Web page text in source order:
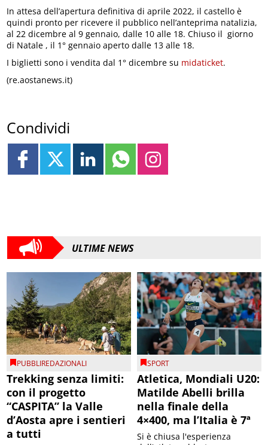
In attesa dell’apertura definitiva di aprile 2022, il castello è
quindi pronto per ricevere il pubblico nell’anteprima natalizia,
al 22 dicembre al 9 gennaio, dalle 10 alle 18. Chiuso il giorno
di Natale , il 1° gennaio aperto dalle 13 alle 18.
I biglietti sono i vendita dal 1° dicembre su midaticket.
(re.aostanews.it)
Condividi
ULTIME NEWS
PUBBLIREDAZIONALI
Trekking senza limiti:
con il progetto
“CASPITA” la Valle
d’Aosta apre i sentieri
a tutti
SPORT
Atletica, Mondiali U20:
Matilde Abelli brilla
nella finale della
4×400, ma l’Italia è 7ª
Si è chiusa l'esperienza